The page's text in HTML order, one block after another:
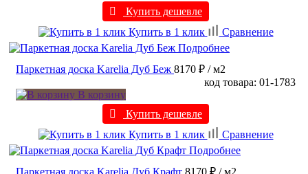
Купить дешевле
Купить в 1 клик
Сравнение
Подробнее
Паркетная доска Karelia Дуб Беж 8170 ₽ / м2
код товара: 01-1783
В корзину
Купить дешевле
Купить в 1 клик
Сравнение
Подробнее